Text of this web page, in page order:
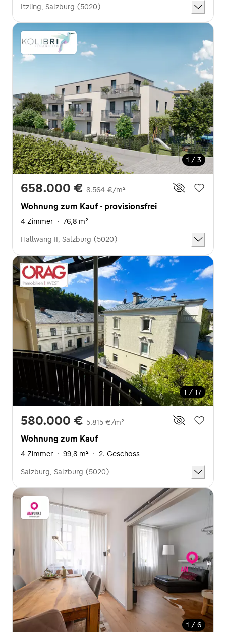
Itzling, Salzburg (5020)
1 / 3
658.000 € 8.564 €/m²
Wohnung zum Kauf · provisionsfrei
4 Zimmer · 76,8 m²
Hallwang II, Salzburg (5020)
1 / 17
580.000 € 5.815 €/m²
Wohnung zum Kauf
4 Zimmer · 99,8 m² · 2. Geschoss
Salzburg, Salzburg (5020)
1 / 6